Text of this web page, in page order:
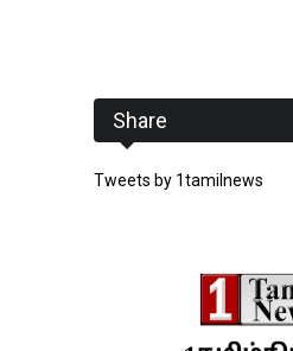
Share
Tweets by 1tamilnews